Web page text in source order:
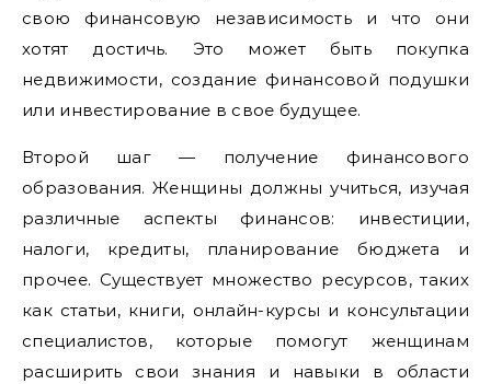
свою финансовую независимость и что они
хотят достичь. Это может быть покупка
недвижимости, создание финансовой подушки
или инвестирование в свое будущее.
Второй шаг — получение финансового
образования. Женщины должны учиться, изучая
различные аспекты финансов: инвестиции,
налоги, кредиты, планирование бюджета и
прочее. Существует множество ресурсов, таких
как статьи, книги, онлайн-курсы и консультации
специалистов, которые помогут женщинам
расширить свои знания и навыки в области